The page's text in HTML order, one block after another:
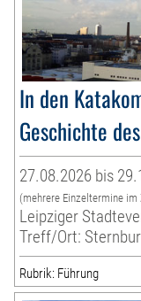
In den
Geschichte
27.08.2026 bis
(mehrere Einzeltermine im
Leipziger
Treff/Ort:
Rubrik: Führung